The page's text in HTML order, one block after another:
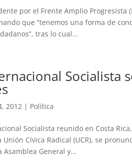
por el Frente Amplio Progresista
que “tenemos una forma de
tras lo cual...
2012 | Política
Socialista reunido en Costa
Unión Cívica Radical (UCR), se
General y...